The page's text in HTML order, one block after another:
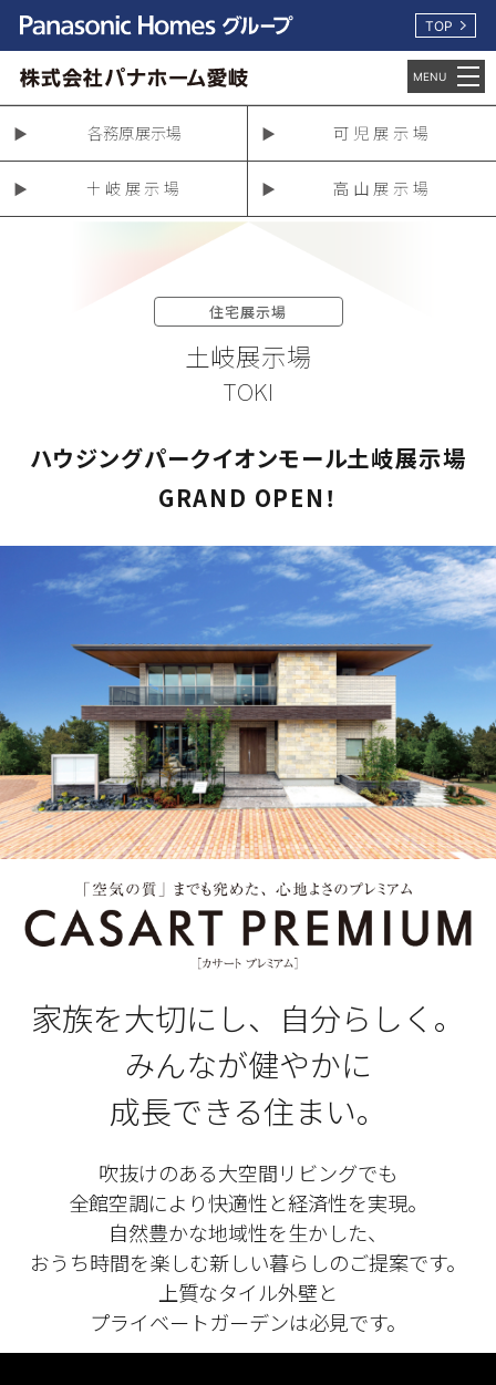
TOP
各務原展示場 可児展示場
土岐展示場 高山展示場
住宅展示場
土岐展示場
TOKI
ハウジングパークイオンモール土岐展示場
GRAND OPEN！
家族を大切にし、自分らしく。
みんなが健やかに
成長できる住まい。
吹抜けのある大空間リビングでも
全館空調により快適性と経済性を実現。
自然豊かな地域性を生かした、
おうち時間を楽しむ新しい暮らしのご提案です。
上質なタイル外壁と
プライベートガーデンは必見です。